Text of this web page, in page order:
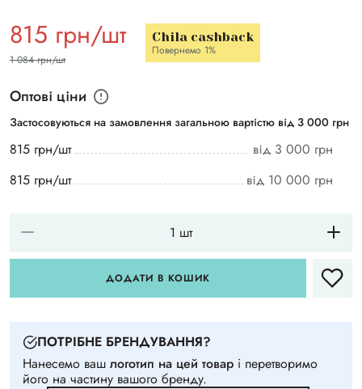
815 грн/шт
1 084 грн/шт
Chila cashback
Повернемо 1%
Оптові ціни
Застосовуються на замовлення загальною вартістю від 3 000 грн
815 грн/шт
від 3 000 грн
815 грн/шт
від 10 000 грн
ДОДАТИ В КОШИК
ПОТРIБНЕ БРЕНДУВАННЯ?
Нанесемо ваш логотип на цей товар i перетворимо
його на частину вашого бренду.